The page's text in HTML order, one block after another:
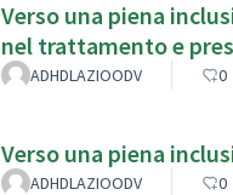
Verso una piena
nel trattamento e
ADHDLAZIOODV 0
Verso una piena
ADHDLAZIOODV 0